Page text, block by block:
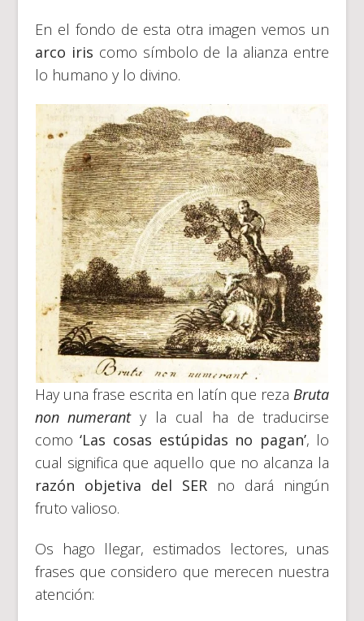
En el fondo de esta otra imagen vemos un
arco iris como símbolo de la alianza entre
lo humano y lo divino.
Hay una frase escrita en latín que rezaBruta
non numeranty la cual ha de traducirse
como‘Las cosas estúpidas no pagan’, lo
cual significa que aquello que no alcanza la
razón objetiva del SER no dará ningún
fruto valioso.
Os hago llegar, estimados lectores, unas
frases que considero que merecen nuestra
atención: